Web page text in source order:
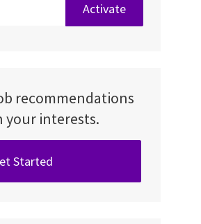
Activate
recommendations
your interests.
Started